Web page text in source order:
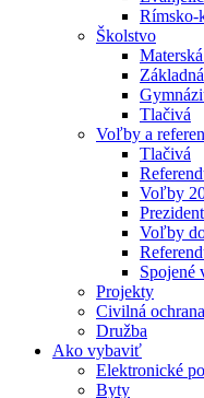
Rímsko-
Školstvo
Tlačivá
Voľby a
Tlačivá
Voľby
Voľby
Spojené
Projekty
Civilná ochrana
Družba
Ako vybaviť
Elektronické
Byty